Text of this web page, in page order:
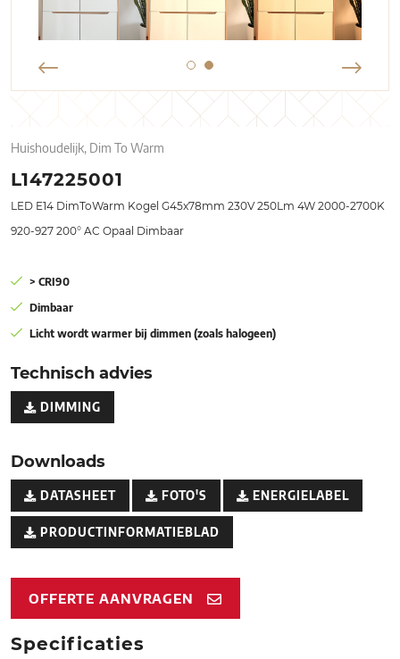
Huishoudelijk, Dim To Warm
L147225001
LED E14 DimToWarm Kogel G45x78mm 230V 250Lm 4W 2000-2700K
920-927 200° AC Opaal Dimbaar
> CRI90
Dimbaar
Licht wordt warmer bij dimmen (zoals halogeen)
Technisch advies
DIMMING
Downloads
DATASHEET FOTO'S ENERGIELABEL
PRODUCTINFORMATIEBLAD
OFFERTE AANVRAGEN
Specificaties